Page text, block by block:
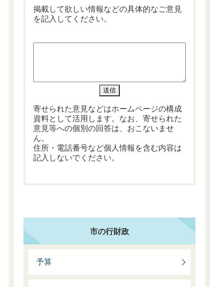
掲載して欲しい情報などの具体的なご意見
を記入してください。
寄せられた意見などはホームページの構成
資料として活用します。なお、寄せられた
意見等への個別の回答は、おこないませ
ん。
住所・電話番号など個人情報を含む内容は
記入しないでください。
市の行財政
予算